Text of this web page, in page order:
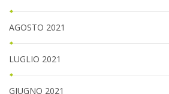
AGOSTO 2021
LUGLIO 2021
GIUGNO 2021